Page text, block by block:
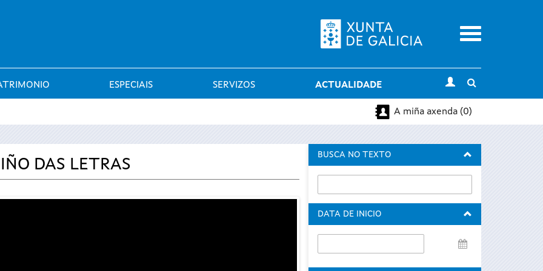
Menu
ESPECIAIS SERVIZOS ACTUALIDADE
search
A miña axenda (0)
DAS LETRAS
BUSCA NO TEXTO
DATA DE INICIO
de